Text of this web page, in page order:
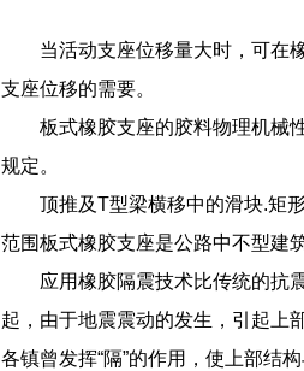
当活动支座位移量大时，可在
支座位移的需要。
板式橡胶支座的胶料物理机械
规定。
顶推及T型梁横移中的滑块.矩
范围板式橡胶支座是公路中不型建
应用橡胶隔震技术比传统的抗
起，由于地震震动的发生，引起上
各镇曾发挥“隔”的作用，使上部结